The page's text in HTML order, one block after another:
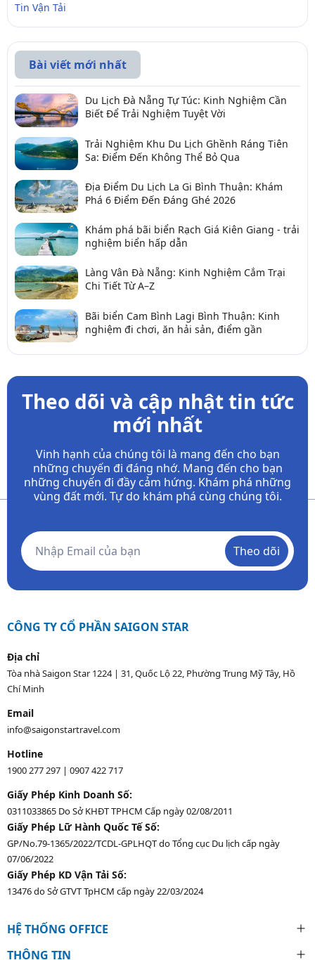
Tin Vận Tải
Bài viết mới nhất
Du Lịch Đà Nẵng Tự Túc: Kinh Nghiệm Cần
Biết Để Trải Nghiệm Tuyệt Vời
Trải Nghiệm Khu Du Lịch Ghềnh Ráng Tiên
Sa: Điểm Đến Không Thể Bỏ Qua
Địa Điểm Du Lịch La Gi Bình Thuận: Khám
Phá 6 Điểm Đến Đáng Ghé 2026
Khám phá bãi biển Rạch Giá Kiên Giang - trải
nghiệm biển hấp dẫn
Làng Vân Đà Nẵng: Kinh Nghiệm Cắm Trại
Chi Tiết Từ A–Z
Bãi biển Cam Bình Lagi Bình Thuận: Kinh
nghiệm đi chơi, ăn hải sản, điểm gần
Theo dõi và cập nhật tin tức
mới nhất
Vinh hạnh của chúng tôi là mang đến cho bạn
những chuyến đi đáng nhớ. Mang đến cho bạn
những chuyến đi đầy cảm hứng. Khám phá những
vùng đất mới. Tự do khám phá cùng chúng tôi.
Theo dõi
CÔNG TY CỔ PHẦN SAIGON STAR
Địa chỉ
Tòa nhà Saigon Star 1224 | 31, Quốc Lộ 22, Phường Trung Mỹ Tây, Hồ
Chí Minh
Email
info@saigonstartravel.com
Hotline
1900 277 297 | 0907 422 717
Giấy Phép Kinh Doanh Số:
0311033865 Do Sở KHĐT TPHCM Cấp ngày 02/08/2011
Giấy Phép Lữ Hành Quốc Tế Số:
GP/No.79-1365/2022/TCDL-GPLHQT do Tổng cục Du lịch cấp ngày
07/06/2022
Giấy Phép KD Vận Tải Số:
13476 do Sở GTVT TpHCM cấp ngày 22/03/2024
HỆ THỐNG OFFICE
THÔNG TIN